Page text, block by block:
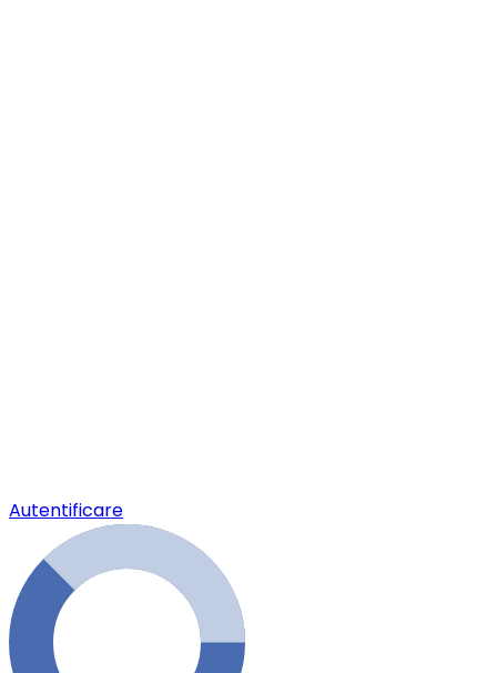
Autentificare